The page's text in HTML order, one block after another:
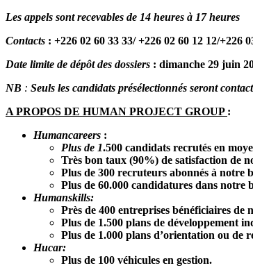
Les appels sont recevables de 14 heures à 17 heures
Contacts : +226 02 60 33 33/ +226 02 60 12 12/+226
Date limite de dépôt des dossiers : dimanche 29 juin
NB : Seuls les candidats présélectionnés seront
A PROPOS DE HUMAN PROJECT GROUP :
Humancareers :
Plus de 1.500 candidats recrutés en
Très bon taux (90%) de satisfaction de
Plus de 300 recruteurs abonnés à notre
Plus de 60.000 candidatures dans notre
Humanskills:
Près de 400 entreprises bénéficiaires de
Plus de 1.500 plans de développement
Plus de 1.000 plans d’orientation ou de
Hucar:
Plus de 100 véhicules en gestion.